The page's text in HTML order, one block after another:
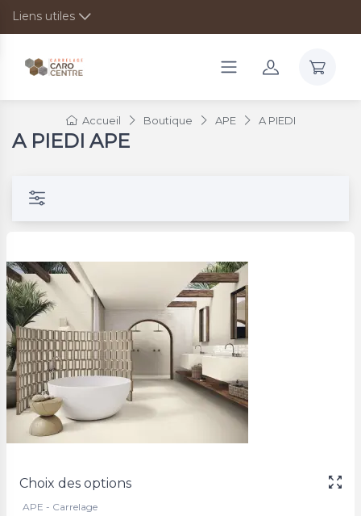
Liens utiles
Accueil Boutique APE A PIEDI
A PIEDI APE
Choix des options
APE - Carrelage